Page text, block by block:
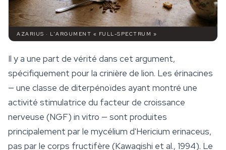
AZARIUS · L'ARGUMENT « FULL-SPECTRUM »
Il y a une part de vérité dans cet argument,
spécifiquement pour la crinière de lion. Les érinacines
— une classe de diterpénoïdes ayant montré une
activité stimulatrice du facteur de croissance
nerveuse (NGF) in vitro — sont produites
principalement par le mycélium d'Hericium erinaceus,
pas par le corps fructifère (Kawagishi et al., 1994). Le